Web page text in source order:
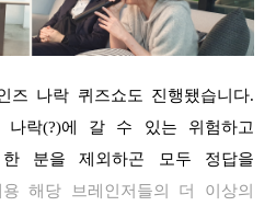
즈 나락 퀴즈쇼도 진행됐습니다.
나락(?)에 갈 수 있는 위험하고
한 분을 제외하곤 모두 정답을
해당 브레인저들의 더 이상의